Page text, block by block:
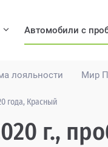
лояльности Мир
Автомобили с
года, Красный
г.,